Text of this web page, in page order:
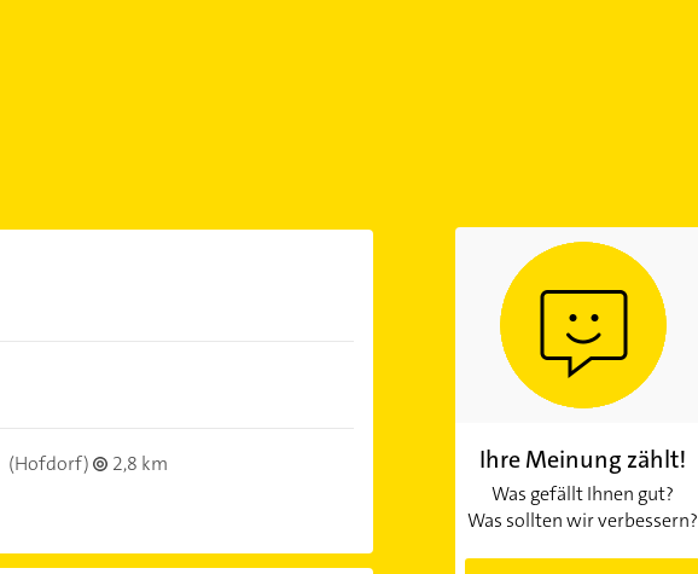
(Hofdorf)
2,8 km
Ihre Meinung zählt!
Was gefällt Ihnen gut?
Was sollten wir verbessern?